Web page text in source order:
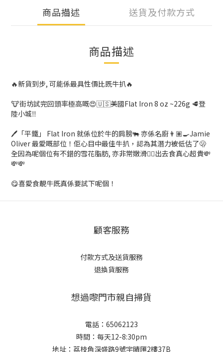
商品描述 送貨及付款方式
商品描述
🔥新貨到步, 可能係最具性價比既牛扒🔥
🐮街坊試完回頭率極高嘅😍🇺🇸美國Flat Iron 8 oz ~226g 🥩登
陸小城‼️
🖊️「平鐵」 Flat Iron 就係位於牛的肩膀🐃 亦係名廚👨🏽‍🍳Jamie
Oliver 最愛嘅部位！佢心目中最佳牛扒，認為其潛力被低估了🫢
全因為呢個位有不錯的雪花脂肪, 亦非常嫩滑👍🏽出去食真心超貴💸
💸💸
😋喜愛食靚牛既真係要試下呢個！
顧客服務
付款方式及送貨服務
退換貨服務
想過嚟門市親自掃貨
電話：65062123
時間：每天12-8:30pm
地址：荔枝角深盛路9號宇晴匯2樓37B